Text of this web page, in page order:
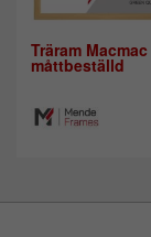
Träram Macmac
måttbeställd